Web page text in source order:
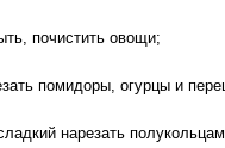
почистить овощи;
помидоры, огурцы и
нарезать